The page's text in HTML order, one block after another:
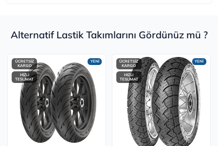
Alternatif Lastik Takımlarını Gördünüz mü ?
YENİ
ÜCRETSİZ
KARGO
HIZLI
TESLİMAT
YENİ
ÜCRETSİZ
KARGO
HIZLI
TESLİMAT